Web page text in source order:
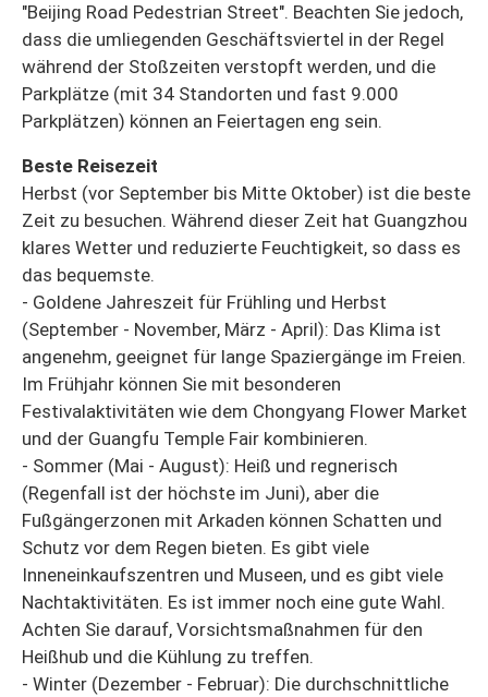
"Beijing Road Pedestrian Street". Beachten Sie jedoch,
dass die umliegenden Geschäftsviertel in der Regel
während der Stoßzeiten verstopft werden, und die
Parkplätze (mit 34 Standorten und fast 9.000
Parkplätzen) können an Feiertagen eng sein.
Beste Reisezeit
Herbst (vor September bis Mitte Oktober) ist die beste
Zeit zu besuchen. Während dieser Zeit hat Guangzhou
klares Wetter und reduzierte Feuchtigkeit, so dass es
das bequemste.
- Goldene Jahreszeit für Frühling und Herbst
(September - November, März - April): Das Klima ist
angenehm, geeignet für lange Spaziergänge im Freien.
Im Frühjahr können Sie mit besonderen
Festivalaktivitäten wie dem Chongyang Flower Market
und der Guangfu Temple Fair kombinieren.
- Sommer (Mai - August): Heiß und regnerisch
(Regenfall ist der höchste im Juni), aber die
Fußgängerzonen mit Arkaden können Schatten und
Schutz vor dem Regen bieten. Es gibt viele
Inneneinkaufszentren und Museen, und es gibt viele
Nachtaktivitäten. Es ist immer noch eine gute Wahl.
Achten Sie darauf, Vorsichtsmaßnahmen für den
Heißhub und die Kühlung zu treffen.
- Winter (Dezember - Februar): Die durchschnittliche